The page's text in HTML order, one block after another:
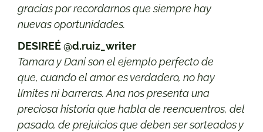
gracias por recordarnos que siempre hay
nuevas oportunidades.
DESIREÉ @d.ruiz_writer
Tamara y Dani son el ejemplo perfecto de
que, cuando el amor es verdadero, no hay
límites ni barreras. Ana nos presenta una
preciosa historia que habla de reencuentros, del
pasado, de prejuicios que deben ser sorteados y